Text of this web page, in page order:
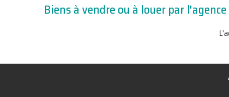
Biens à vendre ou à louer par l'agence